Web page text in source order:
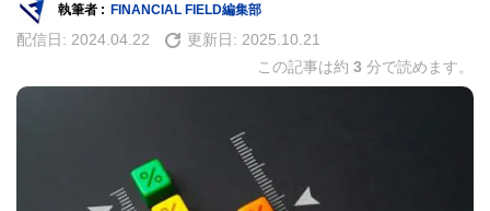
執筆者 : FINANCIAL FIELD編集部
配信日: 2024.04.22 更新日: 2025.10.21
この記事は約 3 分で読めます。